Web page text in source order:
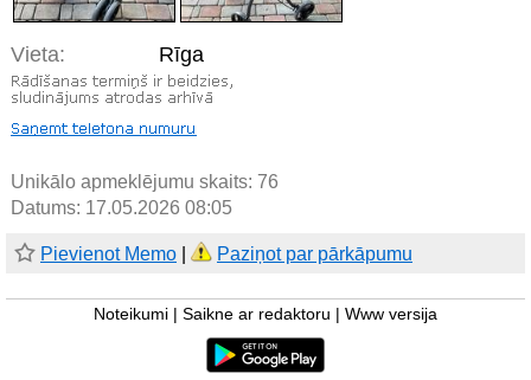
Vieta: Rīga
Unikālo apmeklējumu skaits: 76
Datums: 17.05.2026 08:05
Pievienot Memo Paziņot par pārkāpumu
Noteikumi Saikne ar redaktoru Www versija